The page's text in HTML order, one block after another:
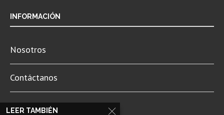
INFORMACIÓN
Nosotros
Contáctanos
Newsletter
LEER TAMBIÉN